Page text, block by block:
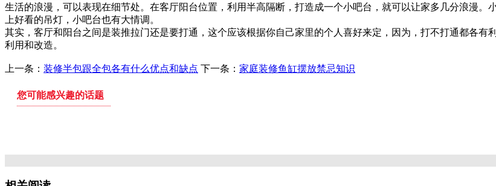
生活的浪漫，可以表现在细节处。在客厅阳台位置，利用半高隔断，打造成一个小吧台，就可以让家多几分浪漫。
上好看的吊灯，小吧台也有大情调。
其实，客厅和阳台之间是装推拉门还是要打通，这个应该根据你自己家里的个人喜好来定，因为，打不打通都各
利用和改造。
上一条： 装修半包跟全包各有什么优点和缺点 下一条： 家庭装修鱼缸摆放禁忌知识
您可能感兴趣的话题